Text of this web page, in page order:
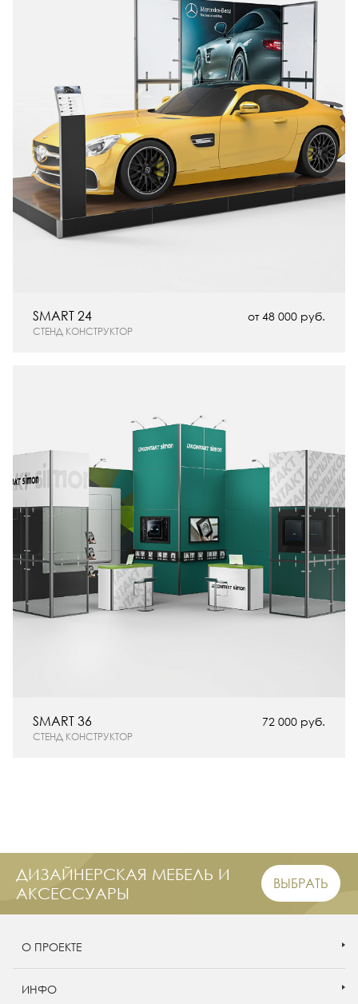
от 48 000 руб.
СТЕНД КОНСТРУКТОР
SMART 24
72 000 руб.
СТЕНД КОНСТРУКТОР
SMART 36
ДИЗАЙНЕРСКАЯ МЕБЕЛЬ И
АКСЕССУАРЫ
ВЫБРАТЬ
О ПРОЕКТЕ
ИНФО